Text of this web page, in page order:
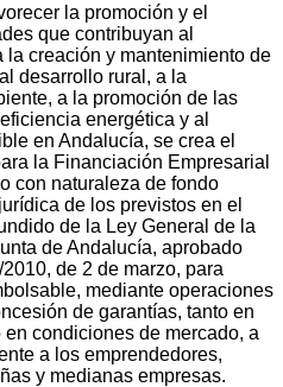
la promoción y el
que contribuyan al
la creación y mantenimiento de
desarrollo rural, a la
a la promoción de las
energética y al
en Andalucía, se crea el
la Financiación Empresarial
con naturaleza de fondo
de los previstos en el
de la Ley General de la
de Andalucía, aprobado
de 2 de marzo, para
mediante operaciones
de garantías, tanto en
condiciones de mercado, a
a los emprendedores,
y medianas empresas.